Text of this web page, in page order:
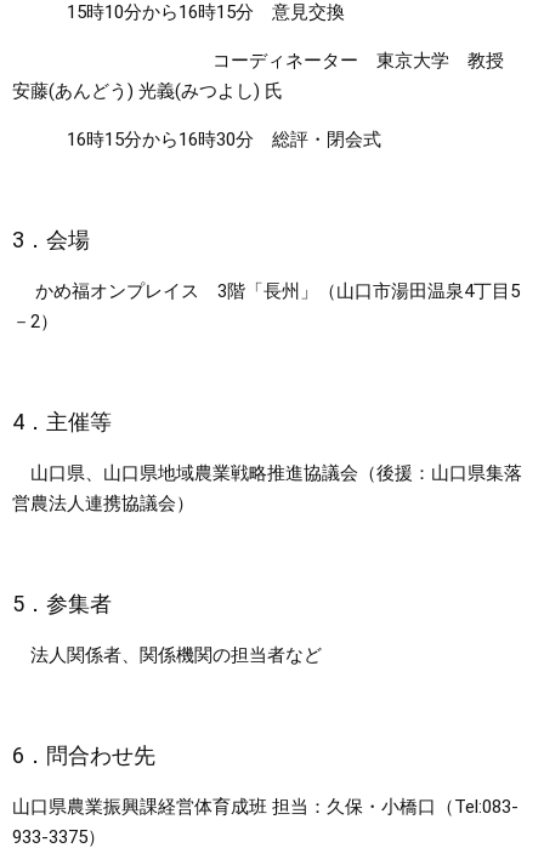
15時10分から16時15分 意見交換
コーディネーター 東京大学 教授
安藤(あんどう) 光義(みつよし) 氏
16時15分から16時30分 総評・閉会式
3．会場
かめ福オンプレイス 3階「長州」（山口市湯田温泉4丁目5
－2）
4．主催等
山口県、山口県地域農業戦略推進協議会（後援：山口県集落
営農法人連携協議会）
5．参集者
法人関係者、関係機関の担当者など
6．問合わせ先
山口県農業振興課経営体育成班 担当：久保・小橋口（Tel:083-
933-3375）